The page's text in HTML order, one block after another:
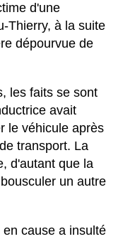
d'une
Thierry, à la suite
dépourvue de
les faits se sont
avait
le véhicule après
transport. La
d'autant que la
un autre
cause a insulté